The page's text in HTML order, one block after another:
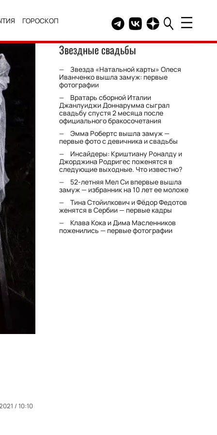
ГОРОСКОП Telegram канал HELLO
Группа HELLO
Канал HELLO в
/ 10:10
Звездные свадьбы
Звезда «Натальной карты» Олеся
Иванченко вышла замуж: первые
фотографии
Вратарь сборной Италии
Джанлуиджи Доннарумма сыграл
свадьбу спустя 2 месяца после
официального бракосочетания
Эмма Робертс вышла замуж —
первые фото с девичника и свадьбы
Инсайдеры: Криштиану Роналду и
Джорджина Родригес поженятся в
следующие выходные. Что известно?
52-летняя Мел Си впервые вышла
замуж — избранник на 10 лет ее моложе
Тина Стойилкович и Фёдор Федотов
женятся в Сербии — первые кадры
Клава Кока и Дима Масленников
поженились — первые фотографии